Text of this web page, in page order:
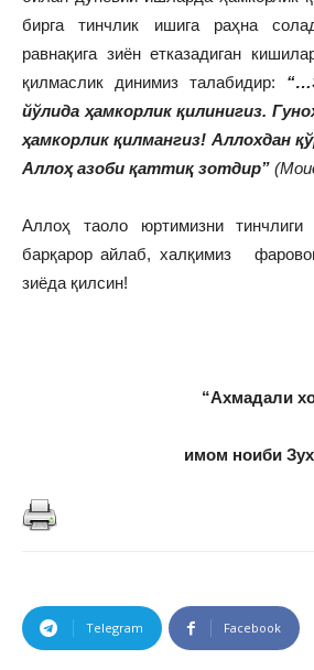
бирга тинчлик ишига раҳна
равнақига зиён етказадиган
қилмаслик динимиз талабидир:
йўлида ҳамкорлик қилинигиз.
ҳамкорлик қилмангиз! Аллохдан
Аллоҳ азоби қаттиқ зотдир”
Аллоҳ таоло юртимизни тинчлиги
барқарор айлаб, халқимиз
зиёда қилсин!
“Ахмадали
имом ноиби
Telegram Facebook